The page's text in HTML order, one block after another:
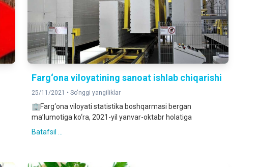
Farg‘ona viloyatining sanoat ishlab chiqarishi
25/11/2021 •So'nggi yangiliklar
🏢Farg‘ona viloyati statistika boshqarmasi bergan
ma’lumotiga ko‘ra, 2021-yil yanvar-oktabr holatiga
Batafsil ...